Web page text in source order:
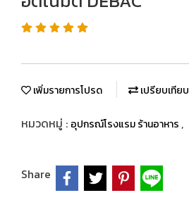
เพิ่มรายการโปรด เปรียบเทียบ
หมวดหมู่ : อุปกรณ์โรงแรม ร้านอาหาร ,
Share